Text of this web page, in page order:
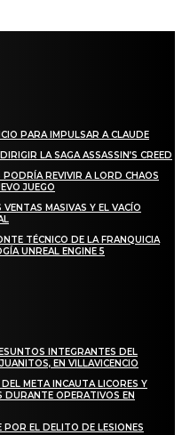
PARA IMPULSAR A CLAUDE
LA SAGA ASSASSIN’S CREED
REVIVIR A LORD CHAOS
JUEGO
MASIVAS Y EL VACÍO
TÉCNICO DE LA FRANQUICIA
UNREAL ENGINE 5
INTEGRANTES DEL
EN VILLAVICENCIO
META INCAUTA LICORES Y
DURANTE OPERATIVOS EN
EL DELITO DE LESIONES